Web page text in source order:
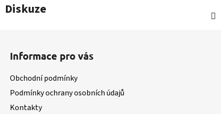
Diskuze
Informace pro vás
Obchodní podmínky
Podmínky ochrany osobních údajů
Kontakty